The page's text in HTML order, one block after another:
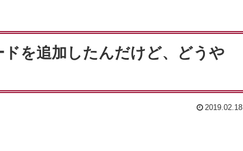
を追加したんだけど、どうや
2019.02.18